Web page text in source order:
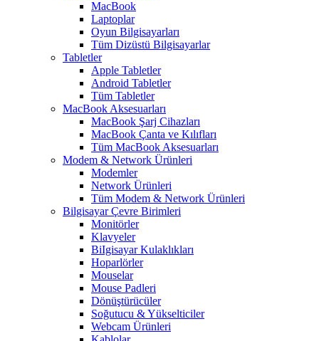
MacBook
Laptoplar
Oyun Bilgisayarları
Tüm Dizüstü Bilgisayarlar
Tabletler
Apple Tabletler
Android Tabletler
Tüm Tabletler
MacBook Aksesuarları
MacBook Şarj Cihazları
MacBook Çanta ve Kılıfları
Tüm MacBook Aksesuarları
Modem & Network Ürünleri
Modemler
Network Ürünleri
Tüm Modem & Network Ürünleri
Bilgisayar Çevre Birimleri
Monitörler
Klavyeler
BiIgisayar Kulaklıkları
Hoparlörler
Mouselar
Mouse Padleri
Dönüştürücüler
Soğutucu & Yükselticiler
Webcam Ürünleri